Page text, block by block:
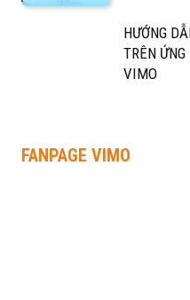
HƯỚNG
TRÊN
VIMO
FANPAGE VIMO